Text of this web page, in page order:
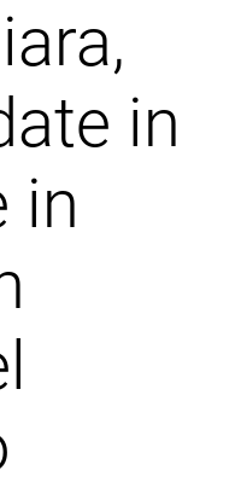
in
in